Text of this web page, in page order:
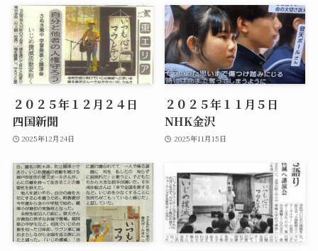
２０２５年１２月２４日
四国新聞
2025年12月24日
２０２５年１１月５日
NHK金沢
2025年11月15日